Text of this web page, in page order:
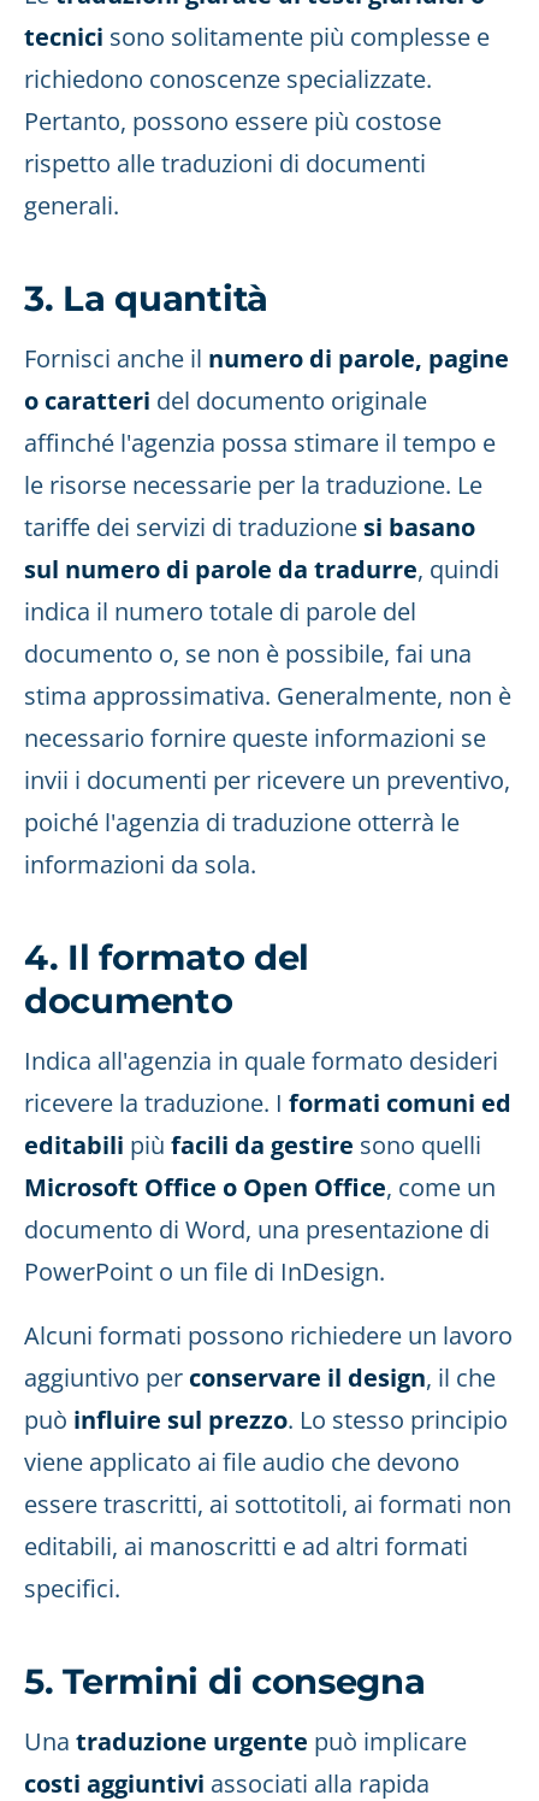
tecnici sono solitamente più complesse e
richiedono conoscenze specializzate.
Pertanto, possono essere più costose
rispetto alle traduzioni di documenti
generali.
3. La quantità
Fornisci anche il numero di parole, pagine
o caratteri del documento originale
affinché l'agenzia possa stimare il tempo e
le risorse necessarie per la traduzione. Le
tariffe dei servizi di traduzione si basano
sul numero di parole da tradurre, quindi
indica il numero totale di parole del
documento o, se non è possibile, fai una
stima approssimativa. Generalmente, non è
necessario fornire queste informazioni se
invii i documenti per ricevere un preventivo,
poiché l'agenzia di traduzione otterrà le
informazioni da sola.
4. Il formato del
documento
Indica all'agenzia in quale formato desideri
ricevere la traduzione. I formati comuni ed
editabili più facili da gestire sono quelli
Microsoft Office o Open Office, come un
documento di Word, una presentazione di
PowerPoint o un file di InDesign.
Alcuni formati possono richiedere un lavoro
aggiuntivo per conservare il design, il che
può influire sul prezzo. Lo stesso principio
viene applicato ai file audio che devono
essere trascritti, ai sottotitoli, ai formati non
editabili, ai manoscritti e ad altri formati
specifici.
5. Termini di consegna
Una traduzione urgente può implicare
costi aggiuntivi associati alla rapida